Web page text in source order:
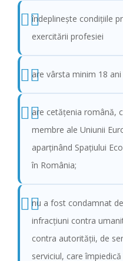
îndeplinește condițiile
exercitării profesiei
are vârsta minim 18
are cetăţenia română,
membre ale Uniunii
aparţinând Spaţiului
în România;
nu a fost condamnat
infracțiuni contra
contra autorității, de
serviciul, care